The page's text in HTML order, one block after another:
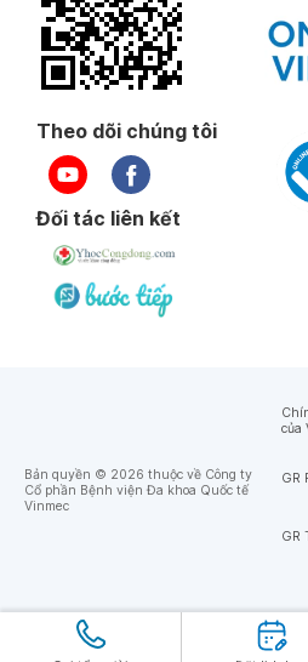
Theo dõi chúng tôi
Đối tác liên kết
Bản quyền © 2026 thuộc về Công ty
Cổ phần Bệnh viện Đa khoa Quốc tế
Vinmec
của
GR
GR